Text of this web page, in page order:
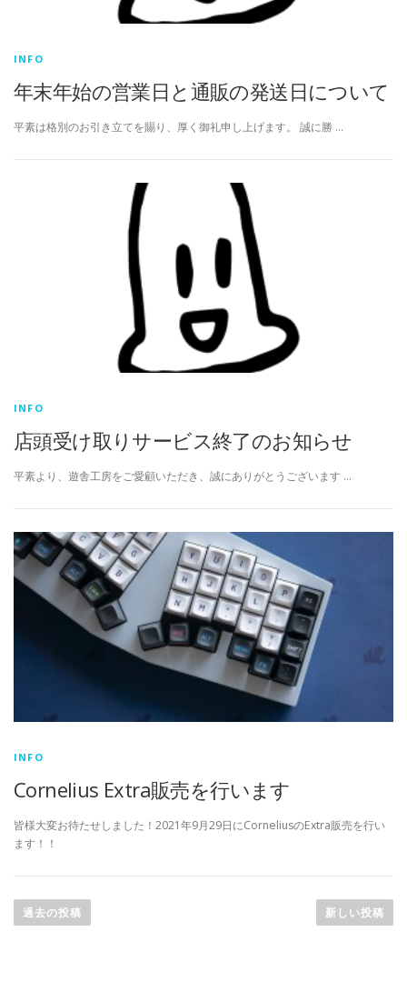
INFO
年末年始の営業日と通販の発送日について
平素は格別のお引き立てを賜り、厚く御礼申し上げます。 誠に勝 …
INFO
店頭受け取りサービス終了のお知らせ
平素より、遊舎工房をご愛顧いただき、誠にありがとうございます …
INFO
Cornelius Extra販売を行います
皆様大変お待たせしました！2021年9月29日にCorneliusのExtra販売を行い
ます！！
稿
過去の投稿 新しい投稿